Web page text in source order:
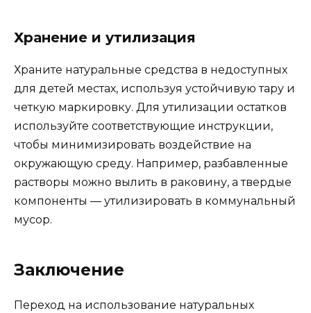
Хранение и утилизация
Храните натуральные средства в недоступных
для детей местах, используя устойчивую тару и
четкую маркировку. Для утилизации остатков
используйте соответствующие инструкции,
чтобы минимизировать воздействие на
окружающую среду. Например, разбавленные
растворы можно вылить в раковину, а твердые
компоненты — утилизировать в коммунальный
мусор.
Заключение
Переход на использование натуральных